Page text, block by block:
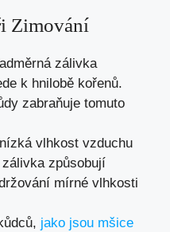
Zimování
zálivka
k hnilobě kořenů.
zabraňuje tomuto
vlhkost vzduchu
způsobují
mírné vlhkosti
jako jsou mšice